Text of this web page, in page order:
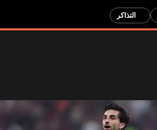
التذاكر